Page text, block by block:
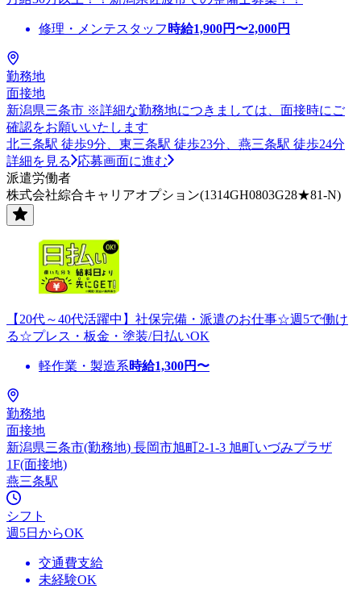
修理・メンテスタッフ 時給1,900円〜2,000円
勤務地
面接地
新潟県三条市 ※詳細な勤務地につきましては、面接時にご
確認をお願いいたします
北三条駅 徒歩9分、東三条駅 徒歩23分、燕三条駅 徒歩24分
詳細を見る
応募画面に進む
派遣労働者
株式会社綜合キャリアオプション(1314GH0803G28★81-N)
【20代～40代活躍中】社保完備・派遣のお仕事☆週5で働け
る☆プレス・板金・塗装/日払いOK
軽作業・製造系時給1,300円〜
勤務地
面接地
新潟県三条市(勤務地) 長岡市旭町2-1-3 旭町いづみプラザ
1F(面接地)
燕三条駅
シフト
週5日からOK
交通費支給
未経験OK